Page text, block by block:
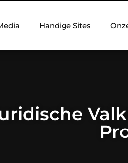
Handige Sites